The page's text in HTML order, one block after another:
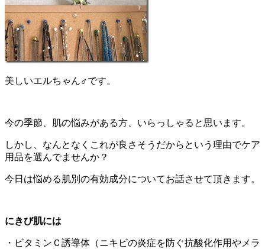
美しいエルちゃん♂です。
今の季節、肌の悩みがある方、いらっしゃると思います。
しかし、なんとなくこれが良さそうだからという理由でケア
用品を選んでませんか？
今日は悩める肌別の有効成分についてお話させて頂きます。
にきび肌には
・ビタミンＣ誘導体（ニキビの炎症を防ぐ抗酸化作用やメラ